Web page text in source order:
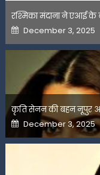
रश्मिका मंदाना ने एआई के
Posted
on
December 3, 2025
कृति सेनन की बहन नूपुर
Posted
on
December 3, 2025